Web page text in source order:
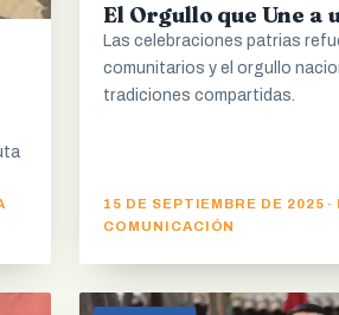
El Orgullo que Une a
Las celebraciones patrias
comunitarios y el orgullo
tradiciones compartidas.
15 DE SEPTIEMBRE DE 2025 ·
COMUNICACIÓN